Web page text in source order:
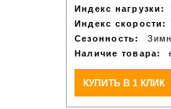
Индекс нагрузки:
Индекс скорости:
Сезонность:
Наличие товара:
КУПИТЬ В 1 КЛИК